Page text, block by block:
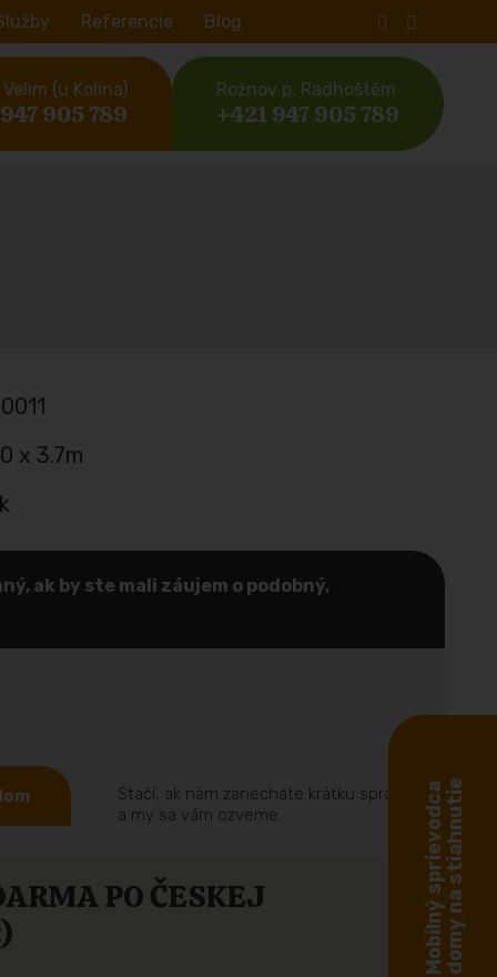
Referencie Blog
Velim (u Kolína)
905 789
Rožnov p. Radhoštěm
+421 947 905 789
x 3.7m
ak by ste mali záujem o podobný,
Stačí, ak nám zanecháte krátku správu
a my sa vám ozveme.
PO ČESKEJ
Mobilný sprievodcadomy na stiahnutie